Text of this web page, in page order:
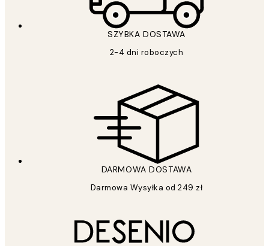
SZYBKA DOSTAWA
2-4 dni roboczych
DARMOWA DOSTAWA
Darmowa Wysyłka od 249 zł